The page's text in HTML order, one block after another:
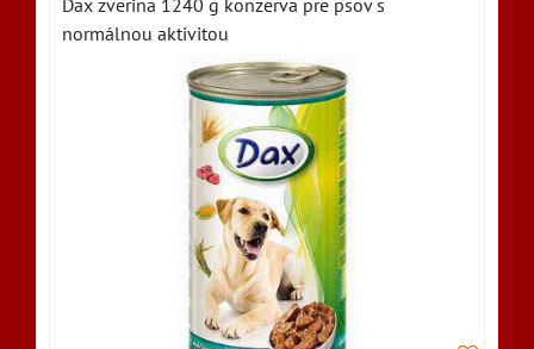
Dax zverina 1240 g konzerva pre psov s
normálnou aktivitou